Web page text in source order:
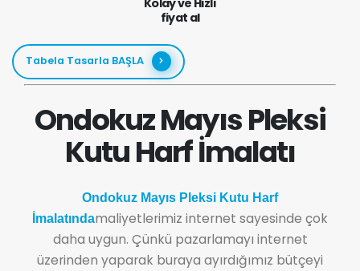
fiyat al
Tabela Tasarla BAŞLA
Ondokuz Mayıs Pleksi
Kutu Harf İmalatı
Ondokuz Mayıs Pleksi Kutu Harf
İmalatındamaliyetlerimiz internet sayesinde çok
daha uygun. Çünkü pazarlamayı internet
üzerinden yaparak buraya ayırdığımız bütçeyi